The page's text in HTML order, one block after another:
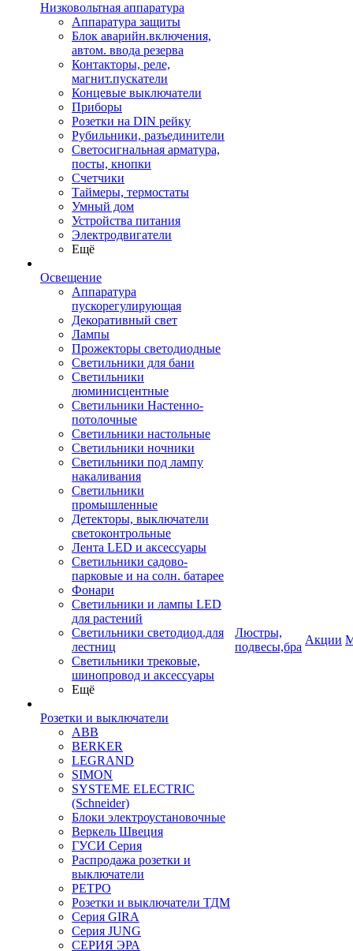
Низковольтная аппаратура
Аппаратура защиты
Блок аварийн.включения,
автом. ввода резерва
Контакторы, реле,
магнит.пускатели
Концевые выключатели
Приборы
Розетки на DIN рейку
Рубильники, разъединители
Светосигнальная арматура,
посты, кнопки
Счетчики
Таймеры, термостаты
Умный дом
Устройства питания
Электродвигатели
Ещё
Освещение
Аппаратура
пускорегулирующая
Декоративный свет
Лампы
Прожекторы светодиодные
Светильники для бани
Светильники
люминисцентные
Светильники Настенно-
потолочные
Светильники настольные
Светильники ночники
Светильники под лампу
накаливания
Светильники
промышленные
Детекторы, выключатели
светоконтрольные
Лента LED и аксессуары
Светильники садово-
парковые и на солн. батарее
Фонари
Светильники и лампы LED
для растений
Светильники светодиод.для
лестниц
Светильники трековые,
шинопровод и аксессуары
Ещё
Розетки и выключатели
ABB
BERKER
LEGRAND
SIMON
SYSTEME ELECTRIC
(Schneider)
Блоки электроустановочные
Веркель Швеция
ГУСИ Серия
Распродажа розетки и
выключатели
РЕТРО
Розетки и выключатели ТДМ
Серия GIRA
Серия JUNG
СЕРИЯ ЭРА
Люстры,
подвесы,бра
Акции